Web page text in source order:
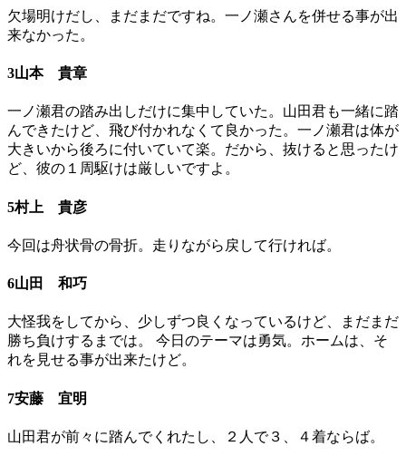
欠場明けだし、まだまだですね。一ノ瀬さんを併せる事が出
来なかった。
3山本 貴章
一ノ瀬君の踏み出しだけに集中していた。山田君も一緒に踏
んできたけど、飛び付かれなくて良かった。一ノ瀬君は体が
大きいから後ろに付いていて楽。だから、抜けると思ったけ
ど、彼の１周駆けは厳しいですよ。
5村上 貴彦
今回は舟状骨の骨折。走りながら戻して行ければ。
6山田 和巧
大怪我をしてから、少しずつ良くなっているけど、まだまだ
勝ち負けするまでは。 今日のテーマは勇気。ホームは、そ
れを見せる事が出来たけど。
7安藤 宜明
山田君が前々に踏んでくれたし、２人で３、４着ならば。